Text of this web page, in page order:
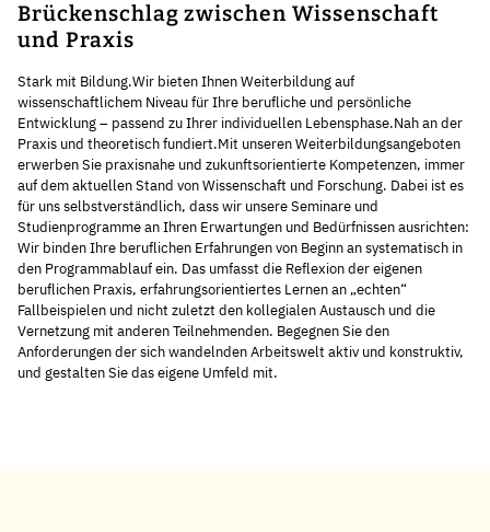
Brückenschlag zwischen Wissenschaft
und Praxis
Stark mit Bildung.Wir bieten Ihnen Weiterbildung auf
wissenschaftlichem Niveau für Ihre berufliche und persönliche
Entwicklung – passend zu Ihrer individuellen Lebensphase.Nah an der
Praxis und theoretisch fundiert.Mit unseren Weiterbildungsangeboten
erwerben Sie praxisnahe und zukunftsorientierte Kompetenzen, immer
auf dem aktuellen Stand von Wissenschaft und Forschung. Dabei ist es
für uns selbstverständlich, dass wir unsere Seminare und
Studienprogramme an Ihren Erwartungen und Bedürfnissen ausrichten:
Wir binden Ihre beruflichen Erfahrungen von Beginn an systematisch in
den Programmablauf ein. Das umfasst die Reflexion der eigenen
beruflichen Praxis, erfahrungsorientiertes Lernen an „echten“
Fallbeispielen und nicht zuletzt den kollegialen Austausch und die
Vernetzung mit anderen Teilnehmenden. Begegnen Sie den
Anforderungen der sich wandelnden Arbeitswelt aktiv und konstruktiv,
und gestalten Sie das eigene Umfeld mit.